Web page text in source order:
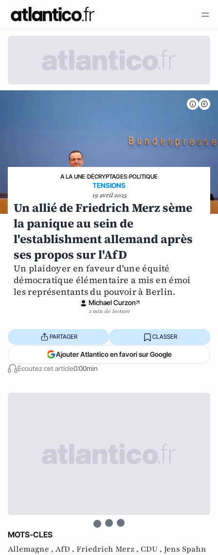
A LA UNE›DÉCRYPTAGES›POLITIQUE
TENSIONS
19 avril 2025
Un allié de Friedrich Merz sème
la panique au sein de
l'establishment allemand après
ses propos sur l'AfD
Un plaidoyer en faveur d'une équité
démocratique élémentaire a mis en émoi
les représentants du pouvoir à Berlin.
Michael Curzon
2 min de lecture
Écoutez cet article0:00min
PARTAGER CLASSER
Ajouter Atlantico en favori sur Google
MOTS-CLES
Allemagne , AfD , Friedrich Merz , CDU , Jens Spahn